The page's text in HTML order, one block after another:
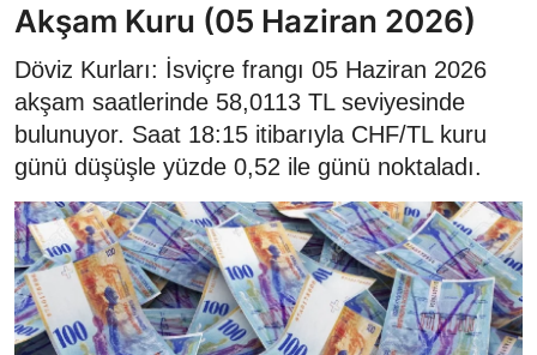
Akşam Kuru (05 Haziran 2026)
Döviz Kurları: İsviçre frangı 05 Haziran 2026
akşam saatlerinde 58,0113 TL seviyesinde
bulunuyor. Saat 18:15 itibarıyla CHF/TL kuru
günü düşüşle yüzde 0,52 ile günü noktaladı.